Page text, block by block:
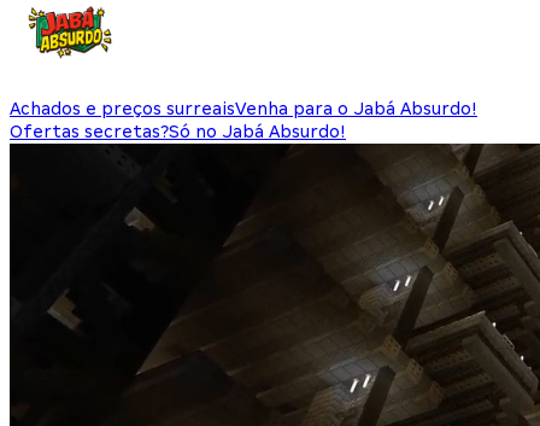
Achados e preços surreaisVenha para o Jabá Absurdo!
Ofertas secretas?Só no Jabá Absurdo!